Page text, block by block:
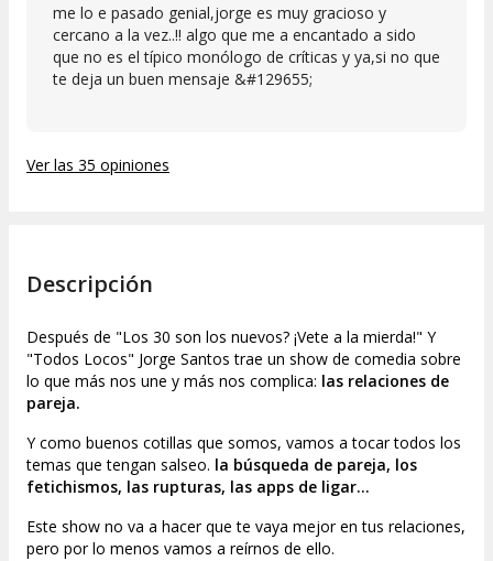
me lo e pasado genial,jorge es muy gracioso y
cercano a la vez..!! algo que me a encantado a sido
que no es el típico monólogo de críticas y ya,si no que
te deja un buen mensaje &#129655;
Ver las 35 opiniones
Descripción
Después de "Los 30 son los nuevos? ¡Vete a la mierda!" Y
"Todos Locos" Jorge Santos trae un show de comedia sobre
lo que más nos une y más nos complica: las relaciones de
pareja.
Y como buenos cotillas que somos, vamos a tocar todos los
temas que tengan salseo. la búsqueda de pareja, los
fetichismos, las rupturas, las apps de ligar...
Este show no va a hacer que te vaya mejor en tus relaciones,
pero por lo menos vamos a reírnos de ello.